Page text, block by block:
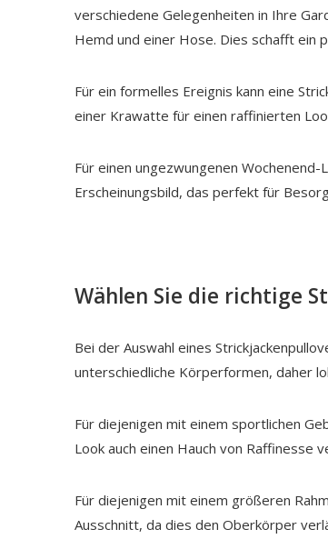
verschiedene Gelegenheiten in Ihre
Hemd und einer Hose. Dies schafft ein
Für ein formelles Ereignis kann eine
einer Krawatte für einen raffinierten
Für einen ungezwungenen
Erscheinungsbild, das perfekt für
Wählen Sie die richtige
Bei der Auswahl eines
unterschiedliche Körperformen, daher
Für diejenigen mit einem sportlichen
Look auch einen Hauch von Raffinesse
Für diejenigen mit einem größeren
Ausschnitt, da dies den Oberkörper